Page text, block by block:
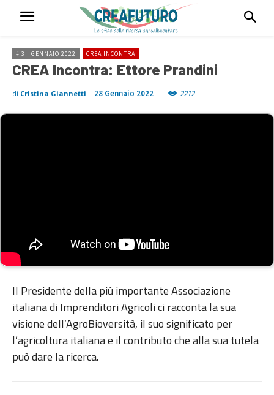
# 3 | GENNAIO 2022 CREA INCONTRA
CREA Incontra: Ettore Prandini
di Cristina Giannetti 28 Gennaio 2022 2212
Il Presidente della più importante Associazione
italiana di Imprenditori Agricoli ci racconta la sua
visione dell’AgroBioversità, il suo significato per
l’agricoltura italiana e il contributo che alla sua tutela
può dare la ricerca.